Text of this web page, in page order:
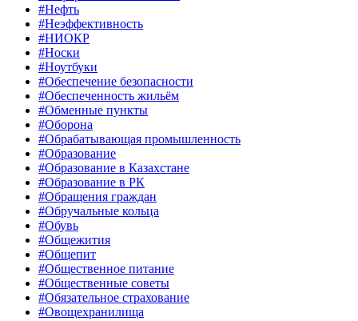
#Нефть
#Неэффективность
#НИОКР
#Носки
#Ноутбуки
#Обеспечение безопасности
#Обеспеченность жильём
#Обменные пункты
#Оборона
#Обрабатывающая промышленность
#Образование
#Образование в Казахстане
#Образование в РК
#Обращения граждан
#Обручальные кольца
#Обувь
#Общежития
#Общепит
#Общественное питание
#Общественные советы
#Обязательное страхование
#Овощехранилища